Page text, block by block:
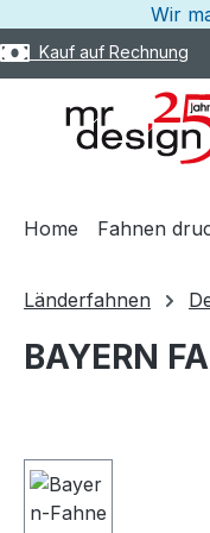
Hauptinhalt
Zur Suche springen
Zur
Wir
Kauf auf Rechnung
Home Fahnen
Länderfahnen
BAYERN
Bildergalerie